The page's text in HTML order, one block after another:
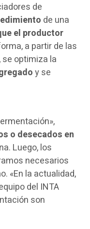
de
de una
el productor
a partir de las
optimiza la
y se
o desecados en
Luego, los
necesarios
«En la actualidad,
del INTA
son